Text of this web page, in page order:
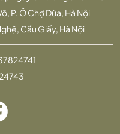
P. Ô Chợ Dừa, Hà Nội
Cầu Giấy, Hà Nội